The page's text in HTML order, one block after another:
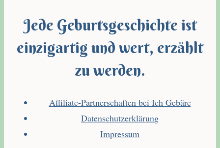
Jede Geburtsgeschichte ist
einzigartig und wert, erzählt
zu werden.
Affiliate-Partnerschaften bei Ich Gebäre
Datenschutzerklärung
Impressum